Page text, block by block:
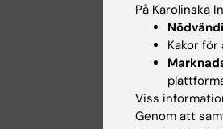
På Karolinska
Kakor för
Viss
Genom att